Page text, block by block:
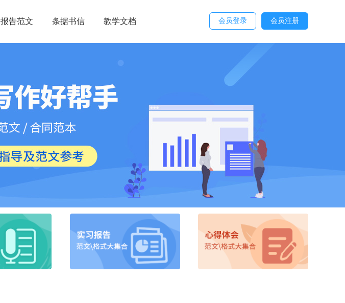
报告范文 条据书信 教学文档 会员登录 会员注册